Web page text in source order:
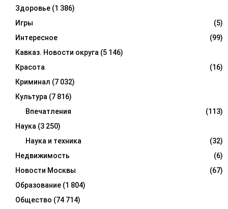
Здоровье (1 386)
Игры
(5)
Интересное
(99)
Кавказ. Новости округа (5 146)
Красота
(16)
Криминал (7 032)
Культура (7 816)
Впечатления
(113)
Наука (3 250)
Наука и техника
(32)
Недвижимость
(6)
Новости Москвы
(67)
Образование (1 804)
Общество (74 714)